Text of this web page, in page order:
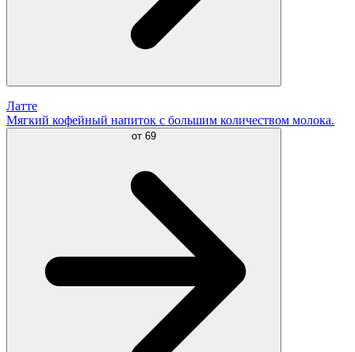
Латте
Мягкий кофейный напиток с большим количеством молока.
от 69